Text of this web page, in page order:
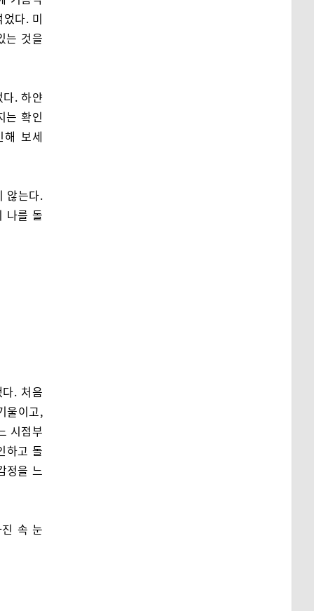
다. 미
는 것을
. 하얀
는 확인
보세
않는다.
나를 돌
. 처음
울이고,
시점부
하고 돌
정을 느
속 눈